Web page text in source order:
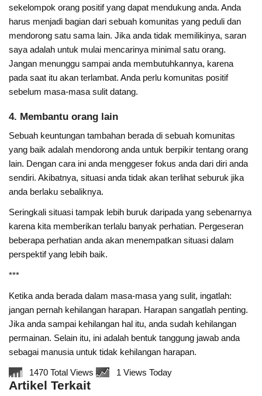
sekelompok orang positif yang dapat mendukung anda. Anda
harus menjadi bagian dari sebuah komunitas yang peduli dan
mendorong satu sama lain. Jika anda tidak memilikinya, saran
saya adalah untuk mulai mencarinya minimal satu orang.
Jangan menunggu sampai anda membutuhkannya, karena
pada saat itu akan terlambat. Anda perlu komunitas positif
sebelum masa-masa sulit datang.
4. Membantu orang lain
Sebuah keuntungan tambahan berada di sebuah komunitas
yang baik adalah mendorong anda untuk berpikir tentang orang
lain. Dengan cara ini anda menggeser fokus anda dari diri anda
sendiri. Akibatnya, situasi anda tidak akan terlihat seburuk jika
anda berlaku sebaliknya.
Seringkali situasi tampak lebih buruk daripada yang sebenarnya
karena kita memberikan terlalu banyak perhatian. Pergeseran
beberapa perhatian anda akan menempatkan situasi dalam
perspektif yang lebih baik.
***
Ketika anda berada dalam masa-masa yang sulit, ingatlah:
jangan pernah kehilangan harapan. Harapan sangatlah penting.
Jika anda sampai kehilangan hal itu, anda sudah kehilangan
permainan. Selain itu, ini adalah bentuk tanggung jawab anda
sebagai manusia untuk tidak kehilangan harapan.
1470 Total Views 1 Views Today
Artikel Terkait